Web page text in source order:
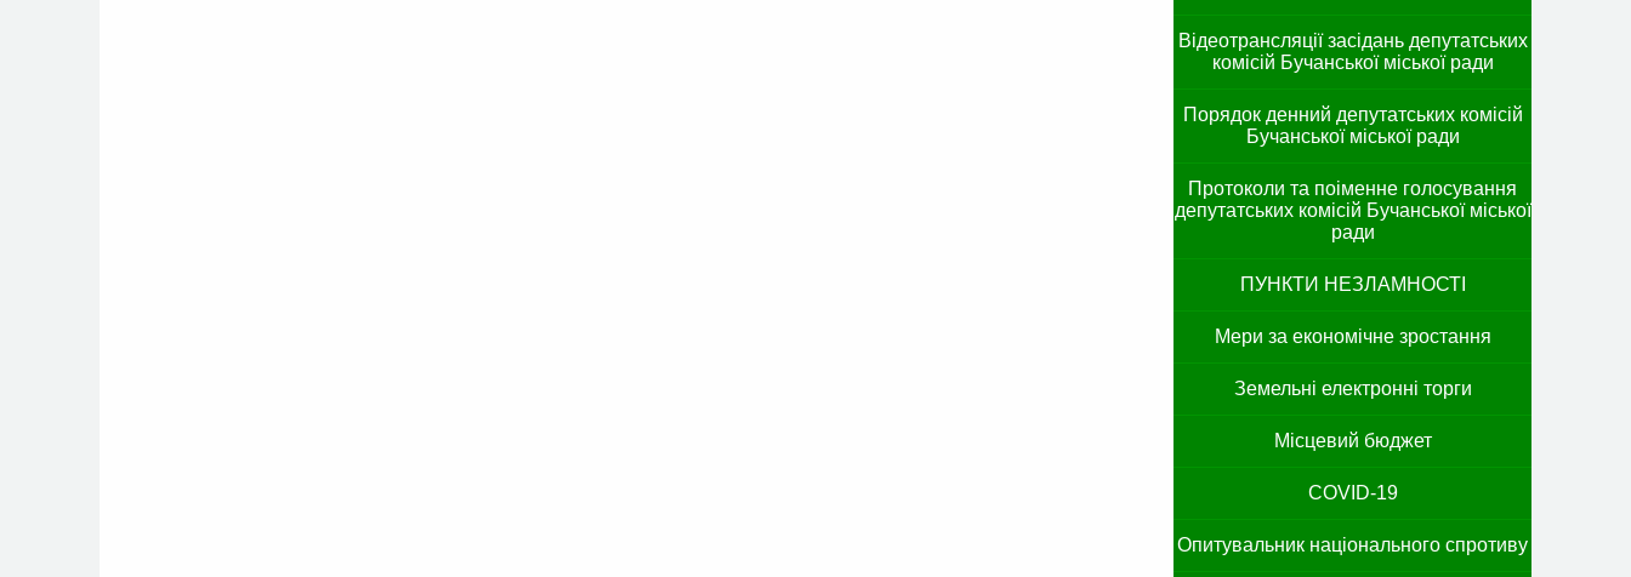
Відеотрансляції засідань депутатських
комісій Бучанської міської ради
Порядок денний депутатських комісій
Бучанської міської ради
Протоколи та поіменне голосування
депутатських комісій Бучанської міської
ради
ПУНКТИ НЕЗЛАМНОСТІ
Мери за економічне зростання
Земельні електронні торги
Місцевий бюджет
COVID-19
Опитувальник національного спротиву